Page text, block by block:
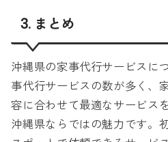
3. まとめ
沖縄県の家事代行サービスに
事代行サービスの数が多く、
容に合わせて最適なサービス
沖縄県ならではの魅力です。